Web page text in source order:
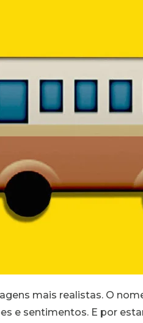
mais realistas. O
e sentimentos. E por